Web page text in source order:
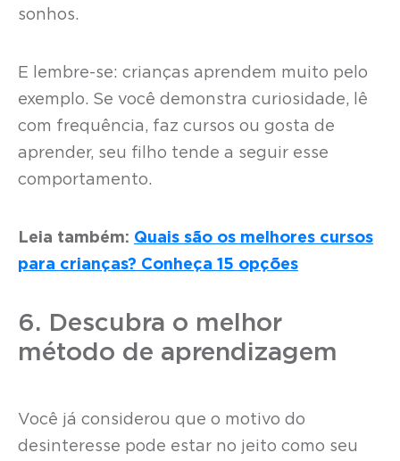
sonhos.
E lembre-se: crianças aprendem muito pelo
exemplo. Se você demonstra curiosidade, lê
com frequência, faz cursos ou gosta de
aprender, seu filho tende a seguir esse
comportamento.
Leia também: Quais são os melhores cursos
para crianças? Conheça 15 opções
6. Descubra o melhor
método de aprendizagem
Você já considerou que o motivo do
desinteresse pode estar no jeito como seu